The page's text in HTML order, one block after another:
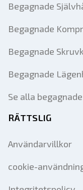
Begagnade
Begagnade
Begagnade
Begagnade
Se alla
RÄTTSLIG
Användarvillkor
cookie-